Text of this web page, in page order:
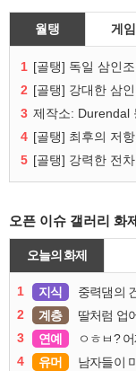
월탱 게임
1 [골탱] 독일 삼인
2 [골탱] 강대한 삼
3 제작소: Durendal
4 [골탱] 최후의 저
5 [골탱] 강력한 전
오픈 이슈 갤러리 화
오늘의 화제
1 지식 중력댐의
2
계층 딸처럼 업
3
연예 ㅇㅎㅂ?
4
유머 남자들이